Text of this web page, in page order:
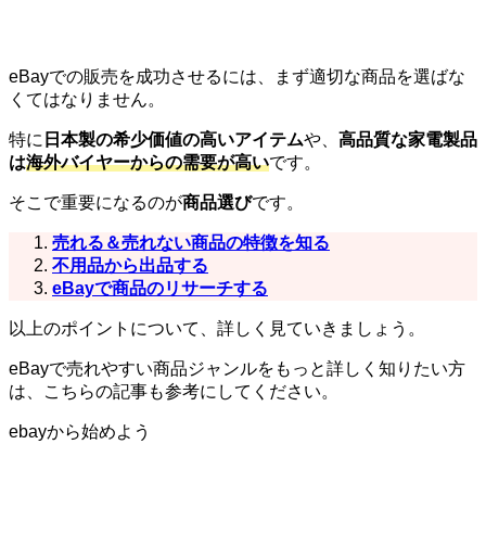
eBayでの販売を成功させるには、まず適切な商品を選ばな
くてはなりません。
特に 日本製の希少価値の高いアイテムや、 高品質な家電製品
は海外バイヤーからの需要が高いです。
そこで重要になるのが商品選びです。
売れる＆売れない商品の特徴を知る
不用品から出品する
eBayで商品のリサーチする
以上のポイントについて、詳しく見ていきましょう。
eBayで売れやすい商品ジャンルをもっと詳しく知りたい方
は、こちらの記事も参考にしてください。
ebayから始めよう